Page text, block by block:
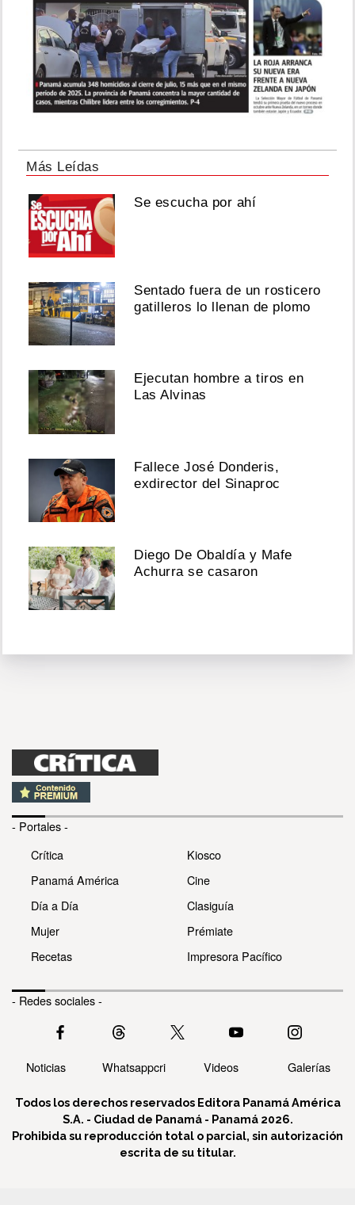
Más Leídas
Se escucha por ahí
Sentado fuera de un rosticero
gatilleros lo llenan de plomo
Ejecutan hombre a tiros en
Las Alvinas
Fallece José Donderis,
exdirector del Sinaproc
Diego De Obaldía y Mafe
Achurra se casaron
- Portales -
Crítica
Panamá América
Día a Día
Mujer
Recetas
Kiosco
Cine
Clasiguía
Prémiate
Impresora Pacífico
- Redes sociales -
Noticias Whatsappcri Videos Galerías
Todos los derechos reservados Editora Panamá América
S.A. - Ciudad de Panamá - Panamá 2026.
Prohibida su reproducción total o parcial, sin autorización
escrita de su titular.